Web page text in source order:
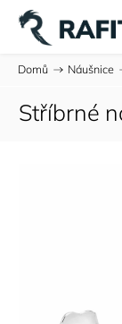
Domů / Náušnice /
Stříbrné